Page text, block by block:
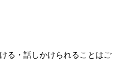
る・話しかけられることはご